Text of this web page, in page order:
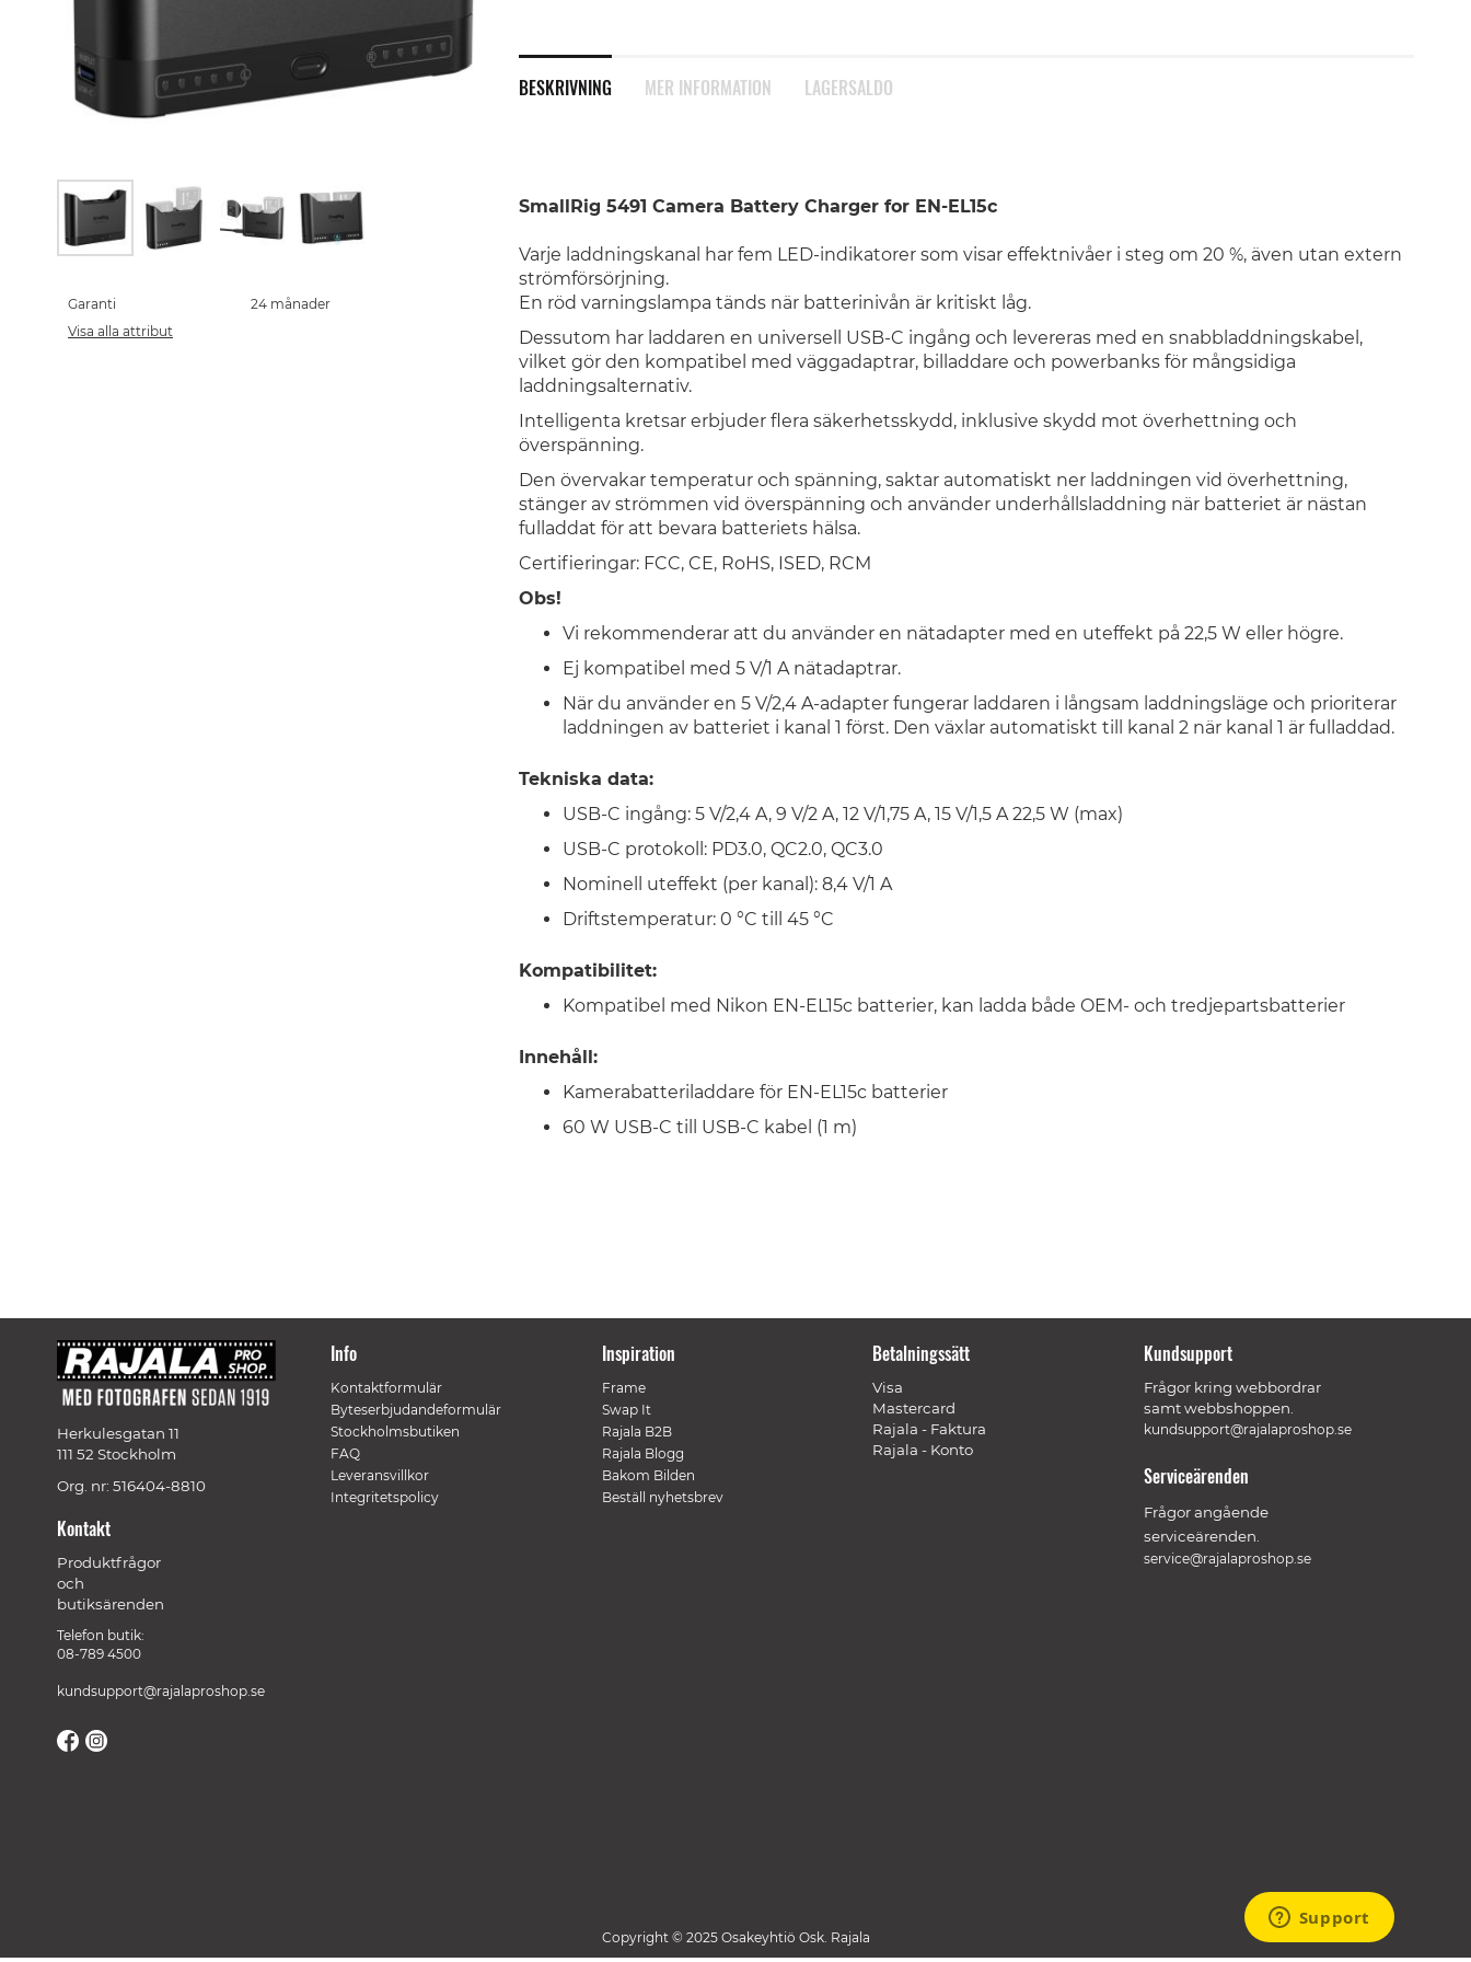
BESKRIVNING
SmallRig 5491 Camera Battery Charger for EN-EL15c
Varje laddningskanal har fem LED-indikatorer som visar effektnivåer i steg om 20 %, även utan extern
strömförsörjning.
En röd varningslampa tänds när batterinivån är kritiskt låg.
Dessutom har laddaren en universell USB-C ingång och levereras med en snabbladdningskabel,
vilket gör den kompatibel med väggadaptrar, billaddare och powerbanks för mångsidiga
laddningsalternativ.
Intelligenta kretsar erbjuder flera säkerhetsskydd, inklusive skydd mot överhettning och
överspänning.
Den övervakar temperatur och spänning, saktar automatiskt ner laddningen vid överhettning,
stänger av strömmen vid överspänning och använder underhållsladdning när batteriet är nästan
fulladdat för att bevara batteriets hälsa.
Certifieringar: FCC, CE, RoHS, ISED, RCM
Obs!
Vi rekommenderar att du använder en nätadapter med en uteffekt på 22,5 W eller högre.
Ej kompatibel med 5 V/1 A nätadaptrar.
När du använder en 5 V/2,4 A-adapter fungerar laddaren i långsam laddningsläge och prioriterar
laddningen av batteriet i kanal 1 först. Den växlar automatiskt till kanal 2 när kanal 1 är fulladdad.
Tekniska data:
USB-C ingång: 5 V/2,4 A, 9 V/2 A, 12 V/1,75 A, 15 V/1,5 A 22,5 W (max)
USB-C protokoll: PD3.0, QC2.0, QC3.0
Nominell uteffekt (per kanal): 8,4 V/1 A
Driftstemperatur: 0 °C till 45 °C
Kompatibilitet:
Kompatibel med Nikon EN-EL15c batterier, kan ladda både OEM- och tredjepartsbatterier
Innehåll:
Kamerabatteriladdare för EN-EL15c batterier
60 W USB-C till USB-C kabel (1 m)
MER INFORMATION LAGERSALDO
the
beginning
of
Garanti
24 månader
Visa alla attribut
Herkulesgatan 11
111 52 Stockholm
Org. nr: 516404-8810
Kontakt
Produktfrågor
och
butiksärenden
Telefon butik:
08-789 4500
kundsupport@rajalaproshop.se
Info
Kontaktformulär
Byteserbjudandeformulär
Stockholmsbutiken
FAQ
Leveransvillkor
Integritetspolicy
Inspiration
Frame
Swap It
Rajala B2B
Rajala Blogg
Bakom Bilden
Beställ nyhetsbrev
Betalningssätt
Visa
Mastercard
Rajala - Faktura
Rajala - Konto
Kundsupport
Frågor kring webbordrar
samt webbshoppen.
kundsupport@rajalaproshop.se
Serviceärenden
Frågor angående
serviceärenden.
service@rajalaproshop.se
Copyright © 2025 Osakeyhtiö Osk. Rajala